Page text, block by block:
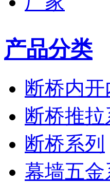
产品分类
断桥内开
断桥推拉
断桥系列
幕墙五金